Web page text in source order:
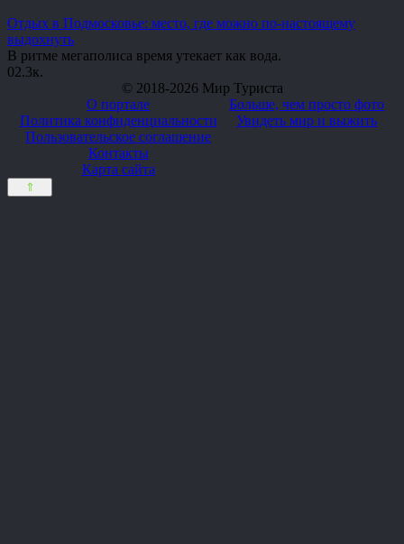
Отдых в Подмосковье: место, где можно по-настоящему
выдохнуть
В ритме мегаполиса время утекает как вода.
02.3к.
© 2018-2026 Мир Туриста
О портале
Политика конфиденциальности
Пользовательское соглашение
Контакты
Карта сайта
Больше, чем просто фото
Увидеть мир и выжить